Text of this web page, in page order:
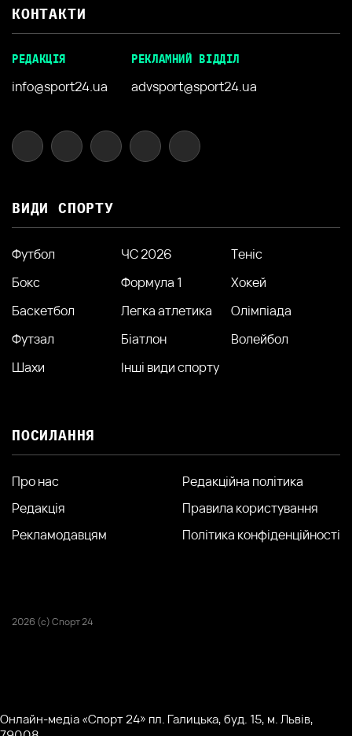
КОНТАКТИ
РЕДАКЦІЯ
info@sport24.ua
РЕКЛАМНИЙ ВІДДІЛ
advsport@sport24.ua
ВИДИ СПОРТУ
Футбол ЧС 2026
Теніс
Бокс
Формула 1
Хокей
Баскетбол
Легка атлетика
Олімпіада
Футзал
Біатлон
Волейбол
Шахи
Інші види спорту
ПОСИЛАННЯ
Про нас
Редакція
Рекламодавцям
Редакційна політика
Правила користування
Політика конфіденційності
2026 (с) Спорт 24
Онлайн-медіа «Спорт 24» пл. Галицька, буд. 15, м. Львів,